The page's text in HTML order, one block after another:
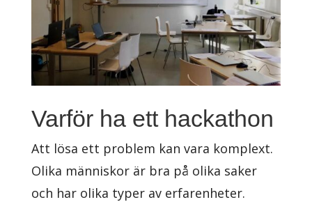
Varför ha ett hackathon
Att lösa ett problem kan vara komplext.
Olika människor är bra på olika saker
och har olika typer av erfarenheter.